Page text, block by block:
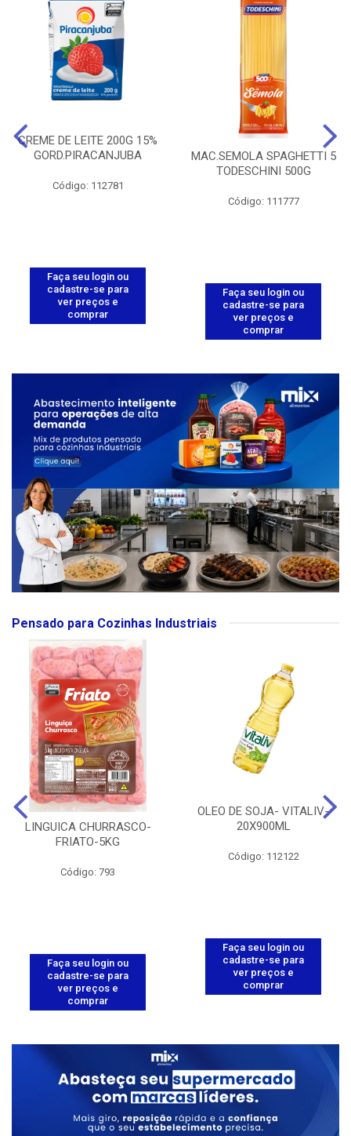
CREME DE LEITE 200G 15%
GORD.PIRACANJUBA
Código: 112781
Faça seu login ou
cadastre-se para
ver preços e
comprar
MAC.SEMOLA SPAGHETTI 5
TODESCHINI 500G
Código: 111777
Faça seu login ou
cadastre-se para
ver preços e
comprar
Pensado para Cozinhas Industriais
LINGUICA CHURRASCO-
FRIATO-5KG
Código: 793
Faça seu login ou
cadastre-se para
ver preços e
comprar
OLEO DE SOJA- VITALIV-
20X900ML
Código: 112122
Faça seu login ou
cadastre-se para
ver preços e
comprar